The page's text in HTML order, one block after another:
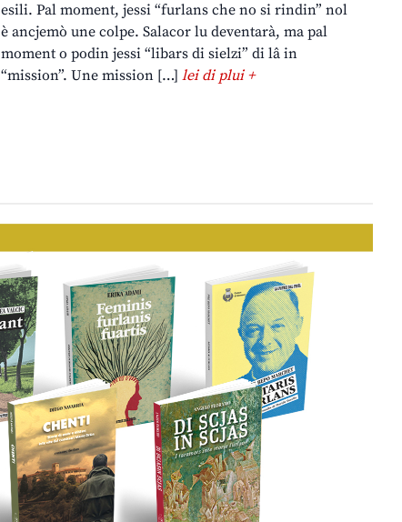
esili. Pal moment, jessi “furlans che no si rindin” nol
è ancjemò une colpe. Salacor lu deventarà, ma pal
moment o podin jessi “libars di sielzi” di lâ in
“mission”. Une mission […]lei di plui +